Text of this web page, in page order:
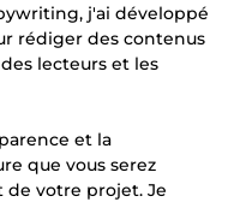
j'ai développé
rédiger des contenus
lecteurs et les
et la
que vous serez
votre projet. Je